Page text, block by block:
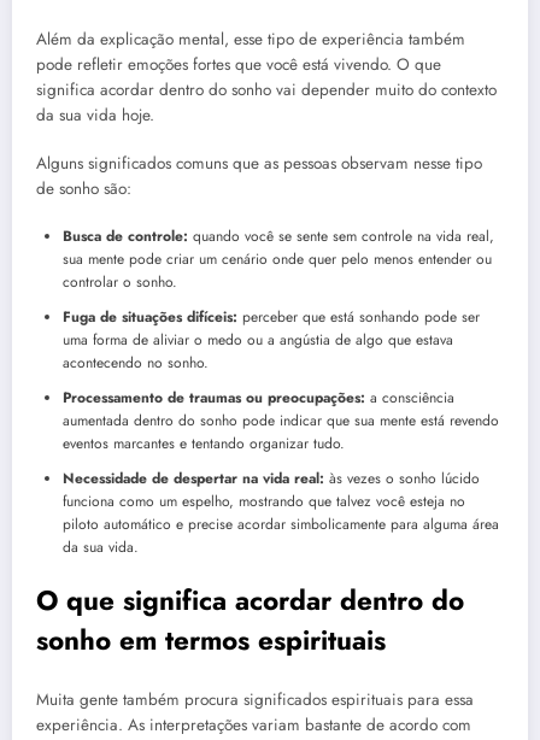
Além da explicação mental, esse tipo de experiência também
pode refletir emoções fortes que você está vivendo. O que
significa acordar dentro do sonho vai depender muito do contexto
da sua vida hoje.
Alguns significados comuns que as pessoas observam nesse tipo
de sonho são:
Busca de controle: quando você se sente sem controle na vida real,
sua mente pode criar um cenário onde quer pelo menos entender ou
controlar o sonho.
Fuga de situações difíceis: perceber que está sonhando pode ser
uma forma de aliviar o medo ou a angústia de algo que estava
acontecendo no sonho.
Processamento de traumas ou preocupações: a consciência
aumentada dentro do sonho pode indicar que sua mente está revendo
eventos marcantes e tentando organizar tudo.
Necessidade de despertar na vida real: às vezes o sonho lúcido
funciona como um espelho, mostrando que talvez você esteja no
piloto automático e precise acordar simbolicamente para alguma área
da sua vida.
O que significa acordar dentro do
sonho em termos espirituais
Muita gente também procura significados espirituais para essa
experiência. As interpretações variam bastante de acordo com